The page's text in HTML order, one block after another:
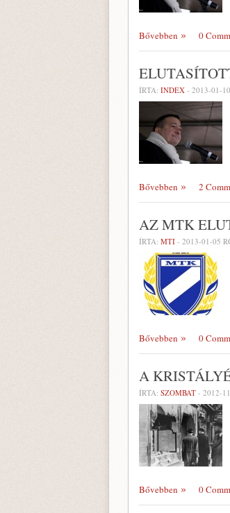
Bővebben 0
ÍRTA: INDEX - 2013-01-10
Bővebben 2
AZ MTK
ÍRTA: MTI - 2013-01-05
Bővebben 0
A
ÍRTA: SZOMBAT - 2012-
Bővebben 0